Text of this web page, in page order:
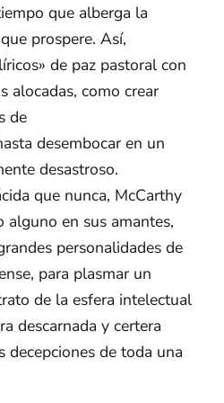
que alberga la
prospere. Así,
de paz pastoral con
alocadas, como crear
de
desembocar en un
desastroso.
que nunca, McCarthy
alguno en sus amantes,
personalidades de
para plasmar un
de la esfera intelectual
descarnada y certera
decepciones de toda una